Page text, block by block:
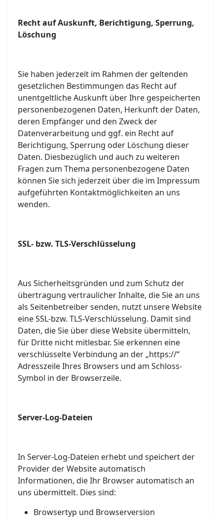
Recht auf Auskunft, Berichtigung, Sperrung,
Löschung
Sie haben jederzeit im Rahmen der geltenden
gesetzlichen Bestimmungen das Recht auf
unentgeltliche Auskunft über Ihre gespeicherten
personenbezogenen Daten, Herkunft der Daten,
deren Empfänger und den Zweck der
Datenverarbeitung und ggf. ein Recht auf
Berichtigung, Sperrung oder Löschung dieser
Daten. Diesbezüglich und auch zu weiteren
Fragen zum Thema personenbezogene Daten
können Sie sich jederzeit über die im Impressum
aufgeführten Kontaktmöglichkeiten an uns
wenden.
SSL- bzw. TLS-Verschlüsselung
Aus Sicherheitsgründen und zum Schutz der
übertragung vertraulicher Inhalte, die Sie an uns
als Seitenbetreiber senden, nutzt unsere Website
eine SSL-bzw. TLS-Verschlüsselung. Damit sind
Daten, die Sie über diese Website übermitteln,
für Dritte nicht mitlesbar. Sie erkennen eine
verschlüsselte Verbindung an der „https://“
Adresszeile Ihres Browsers und am Schloss-
Symbol in der Browserzeile.
Server-Log-Dateien
In Server-Log-Dateien erhebt und speichert der
Provider der Website automatisch
Informationen, die Ihr Browser automatisch an
uns übermittelt. Dies sind:
Browsertyp und Browserversion